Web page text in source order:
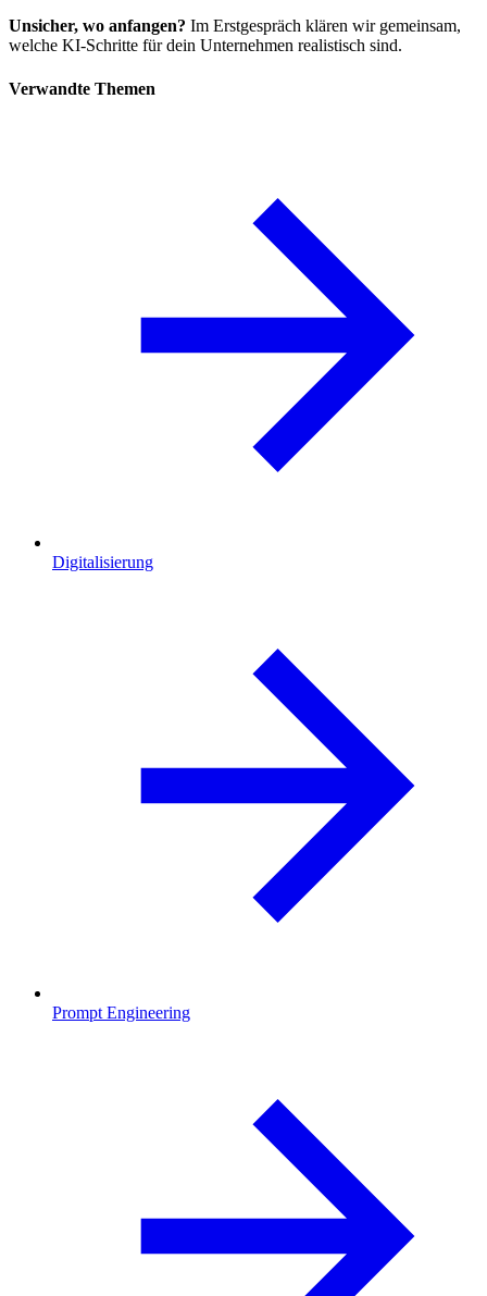
Unsicher, wo anfangen? Im Erstgespräch klären wir gemeinsam,
welche KI-Schritte für dein Unternehmen realistisch sind.
Verwandte Themen
Digitalisierung
Prompt Engineering